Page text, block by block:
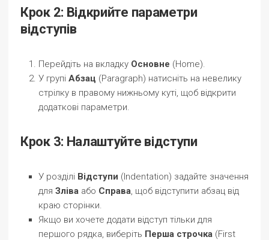
Крок 2: Відкрийте параметри
відступів
Перейдіть на вкладку Основне (Home).
У групі Абзац (Paragraph) натисніть на невелику
стрілку в правому нижньому куті, щоб відкрити
додаткові параметри.
Крок 3: Налаштуйте відступи
У розділі Відступи (Indentation) задайте значення
для Зліва або Справа, щоб відступити абзац від
краю сторінки.
Якщо ви хочете додати відступ тільки для
першого рядка, виберіть Перша строчка (First